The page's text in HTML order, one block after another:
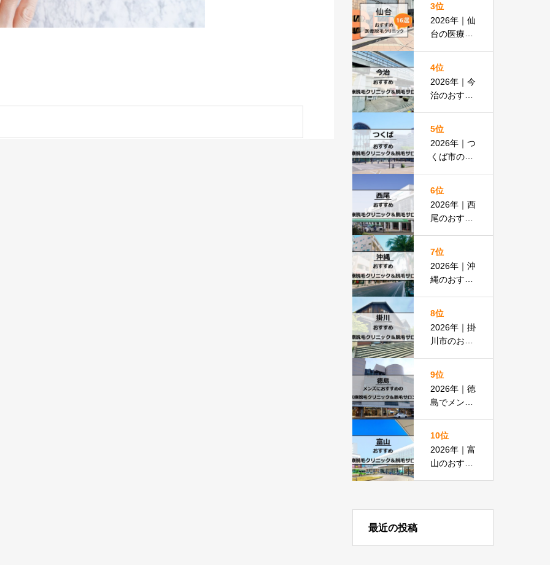
脱毛＆脱毛
サロン全16
選
3位
2026年｜仙
台の医療脱
払いOKの
安い医院も
紹介
4位
2026年｜今
治のおすす
＆脱毛サロ
ン全13選
5位
2026年｜つ
くば市のお
サロン全13
選
6位
2026年｜西
尾のおすす
＆脱毛サロ
ン全15選
7位
2026年｜沖
縄のおすす
ン全19選
8位
2026年｜掛
川市のおす
ク＆脱毛サ
ロン全11選
9位
2026年｜徳
島でメンズ
すめの医療
脱毛＆脱毛
サロン全15
選
10位
2026年｜富
山のおすす
最近の投稿